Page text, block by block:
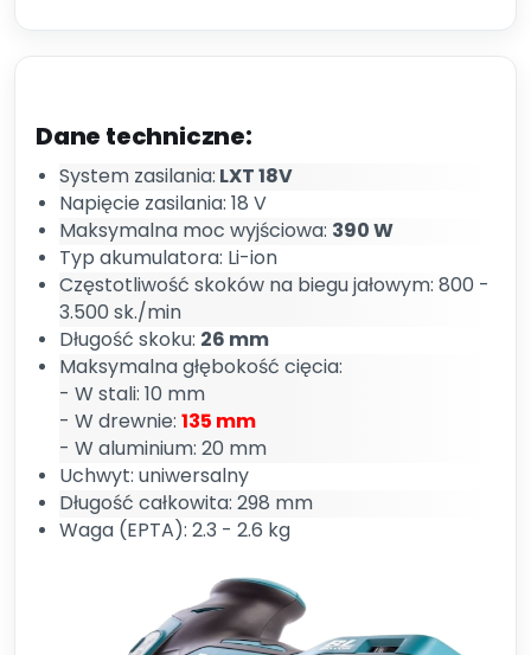
Dane techniczne:
System zasilania: LXT 18V
Napięcie zasilania: 18 V
Maksymalna moc wyjściowa: 390 W
Typ akumulatora: Li-ion
Częstotliwość skoków na biegu jałowym: 800 -
3.500 sk./min
Długość skoku: 26 mm
Maksymalna głębokość cięcia:
- W stali: 10 mm
- W drewnie: 135 mm
- W aluminium: 20 mm
Uchwyt: uniwersalny
Długość całkowita: 298 mm
Waga (EPTA): 2.3 - 2.6 kg